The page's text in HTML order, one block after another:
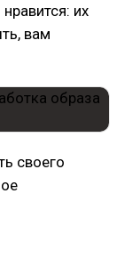
их
вам
своего